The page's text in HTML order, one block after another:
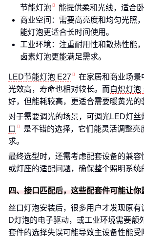
节能灯泡
能提供柔和光线，适合卧
商业空间：需要高亮度和均匀光照，
能灯泡更适合长时间使用。
工业环境：注重耐用性和散热性能
卤素灯泡更能满足需求。
LED节能灯泡 E27
在家居和商业场景
光效高，寿命也相对较长。而白炽灯泡
好，但能耗较高，更适合需要暖黄光的
对于需要调光的场景， 可调光LED灯丝
口
是不错的选择，它们能灵活调整亮
求。
最终选型时，还需考虑配套设备的兼容
或灯座的适配问题，确保整个照明系统
四、接口匹配后，这些配套件可能让你
丝口灯泡安装后，很多用户才发现原有
D灯泡的电子驱动，或工业环境需要额
套件的选择失误可能导致主设备性能受